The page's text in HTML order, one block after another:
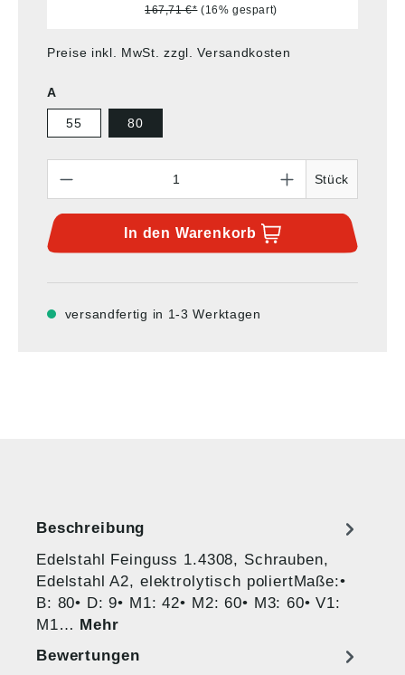
167,71 €* (16% gespart)
Preise inkl. MwSt. zzgl. Versandkosten
A
55 80
Stück
In den Warenkorb
versandfertig in 1-3 Werktagen
Beschreibung
Edelstahl Feinguss 1.4308, Schrauben,
Edelstahl A2, elektrolytisch poliertMaße:•
B: 80• D: 9• M1: 42• M2: 60• M3: 60• V1:
M1… Mehr
Bewertungen